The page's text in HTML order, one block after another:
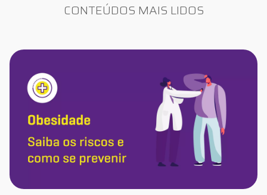
CONTEÚDOS MAIS LIDOS